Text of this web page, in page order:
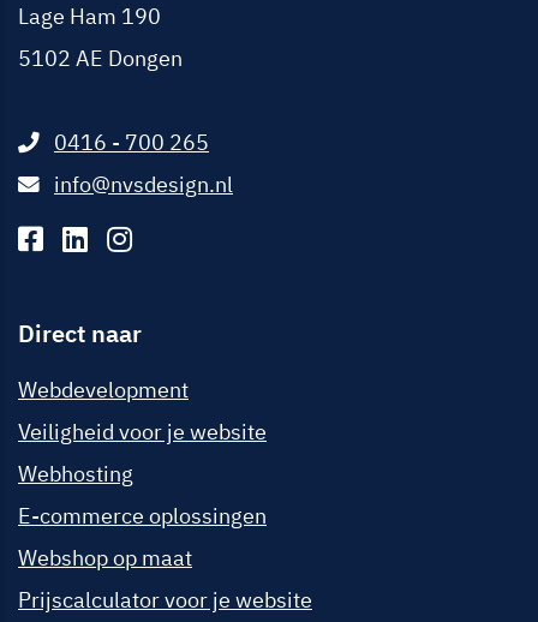
Lage Ham 190
5102 AE Dongen
0416 - 700 265
info@nvsdesign.nl
Direct naar
Webdevelopment
Veiligheid voor je website
Webhosting
E-commerce oplossingen
Webshop op maat
Prijscalculator voor je website